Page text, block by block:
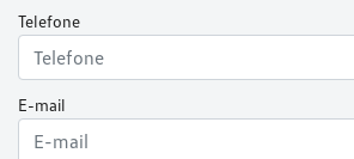
Telefone
E-mail